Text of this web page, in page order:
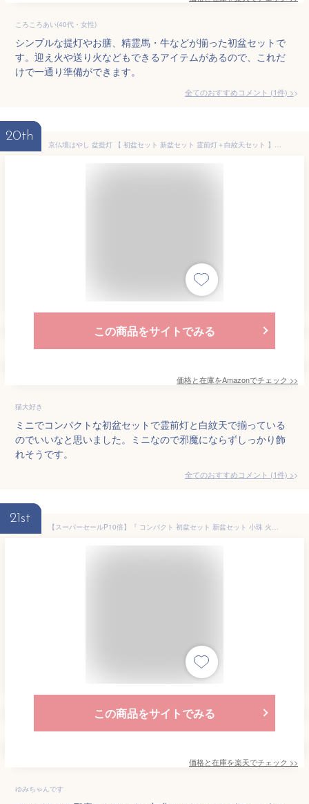
ころころあい(40代・女性)
シンプルな提灯やお膳、精霊馬・牛などが揃った初盆セットで
す。迎え火や送り火などもできるアイテムがあるので、これだ
けで一通り準備ができます。
全てのおすすめコメント (1件) >
20th
京仏壇はやし 盆提灯 【 初盆セット 新盆セット 霊前灯＋白紋天セット 】 初盆 提灯 ミニ コンパクト 初盆飾りセット 【京仏壇はやしオリジナルクロスセット】
この商品をサイトでみる
価格と在庫をAmazonでチェック >>
猫大好き
ミニでコンパクトな初盆セットで霊前灯と白紋天で揃っている
のでいいなと思いました。ミニなので邪魔にならずしっかり飾
れそうです。
全てのおすすめコメント (1件) >
21st
【スーパーセールP10倍】『 コンパクト 初盆セット 新盆セット 小珠 火袋2点セット（白紋天＆美濃菊または桔梗） ちりめん お盆飾りセット【T-4】』 盆提灯 ミニサイズ コードレス かわいい おしゃれ LED 初盆 新盆 提灯 白提灯 新盆飾り 初盆飾り お盆飾り 盆 仏具 飾り
この商品をサイトでみる
価格と在庫を楽天でチェック >>
ゆみちゃんです